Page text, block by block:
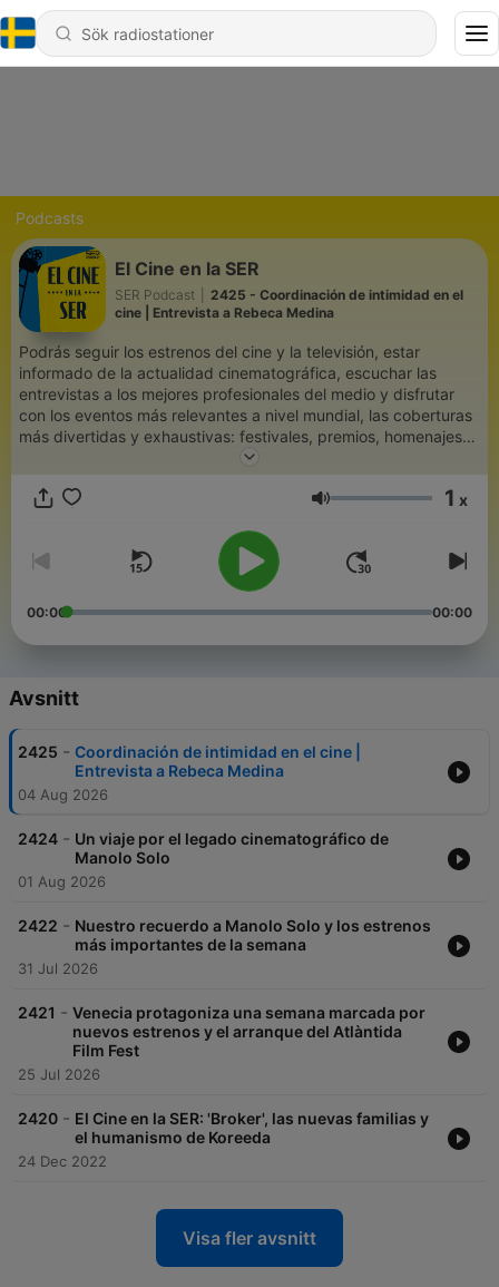
Podcasts
El Cine en la SER
SER Podcast
2425 - Coordinación de intimidad en el
cine | Entrevista a Rebeca Medina
Podrás seguir los estrenos del cine y la televisión, estar
informado de la actualidad cinematográfica, escuchar las
entrevistas a los mejores profesionales del medio y disfrutar
con los eventos más relevantes a nivel mundial, las coberturas
más divertidas y exhaustivas: festivales, premios, homenajes…
Volym 1 x
00:00 00:00
Avsnitt
2425 - Coordinación de intimidad en el cine |
Entrevista a Rebeca Medina
04 Aug 2026
2424 - Un viaje por el legado cinematográfico de
Manolo Solo
01 Aug 2026
2422 - Nuestro recuerdo a Manolo Solo y los estrenos
más importantes de la semana
31 Jul 2026
2421 - Venecia protagoniza una semana marcada por
nuevos estrenos y el arranque del Atlàntida
Film Fest
25 Jul 2026
2420 - El Cine en la SER: 'Broker', las nuevas familias y
el humanismo de Koreeda
24 Dec 2022
Visa fler avsnitt